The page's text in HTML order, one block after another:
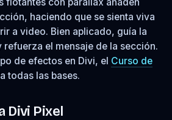
haciendo que se sienta viva
a video. Bien aplicado, guía la
refuerza el mensaje de la sección.
de efectos en Divi, el Curso de
todas las bases.
Divi Pixel